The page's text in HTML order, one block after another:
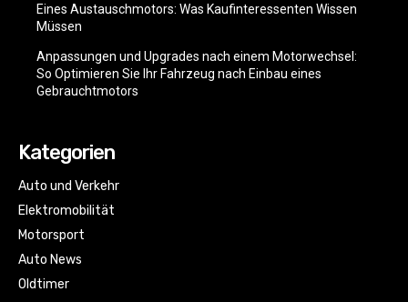
Eines Austauschmotors: Was Kaufinteressenten Wissen
Müssen
Anpassungen und Upgrades nach einem Motorwechsel:
So Optimieren Sie Ihr Fahrzeug nach Einbau eines
Gebrauchtmotors
Kategorien
Auto und Verkehr
Elektromobilität
Motorsport
Auto News
Oldtimer